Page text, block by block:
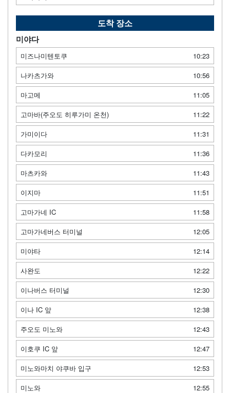
도착 장소
미야다
미즈나미텐토쿠
10:23
나카츠가와
10:56
마고메
11:05
고마바(주오도 히루가미 온천)
11:22
가미이다
11:31
다카모리
11:36
마츠카와
11:43
이지마
11:51
고마가네 IC
11:58
고마가네버스 터미널
12:05
미야타
12:14
사완도
12:22
이나버스 터미널
12:30
이나 IC 앞
12:38
주오도 미노와
12:43
이호쿠 IC 앞
12:47
미노와마치 야쿠바 입구
12:53
미노와
12:55